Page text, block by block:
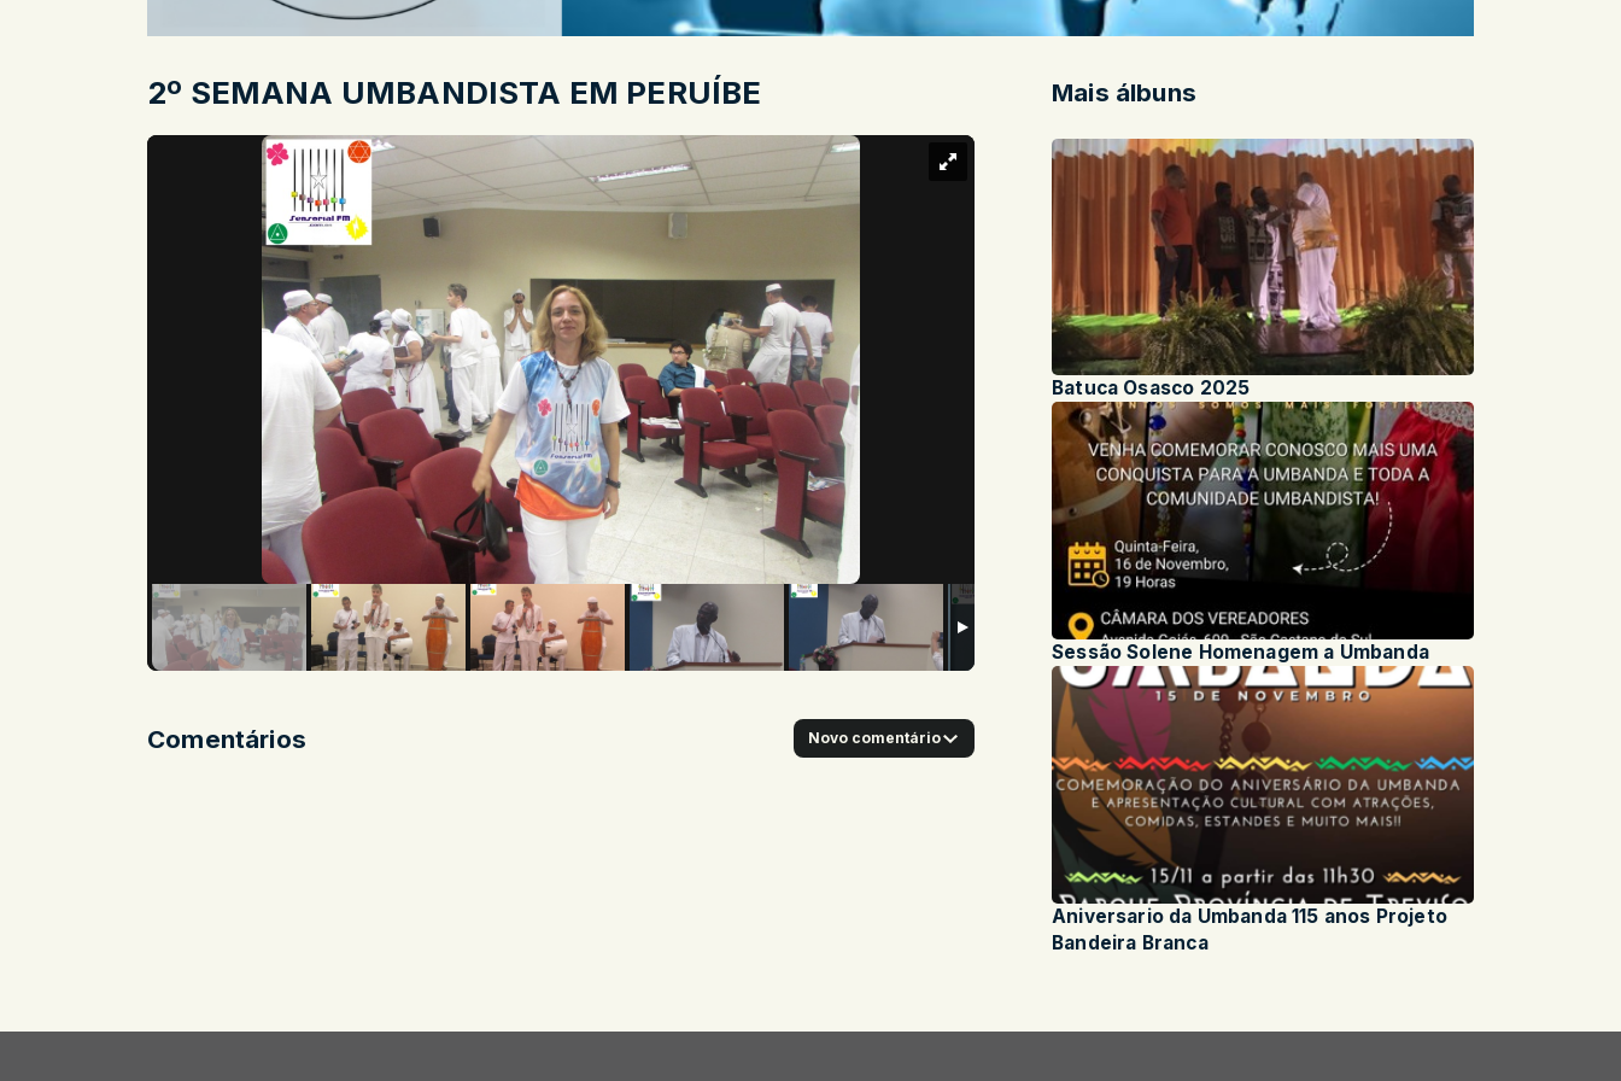
2º SEMANA UMBANDISTA EM PERUÍBE Mais álbuns
Batuca Osasco 2025
Sessão Solene Homenagem a Umbanda
Aniversario da Umbanda 115 anos Projeto
Bandeira Branca
Comentários Novo comentário